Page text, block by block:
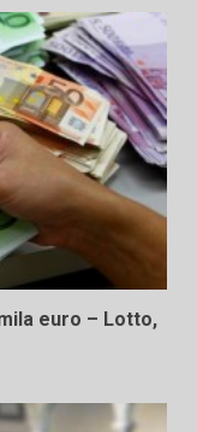
euro – Lotto,